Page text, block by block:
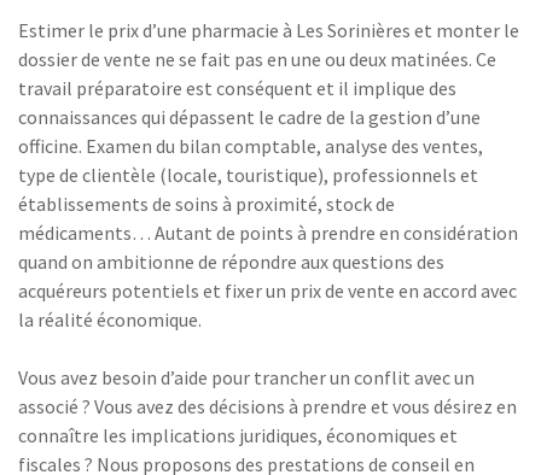
Estimer le prix d’une pharmacie à Les Sorinières et monter le
dossier de vente ne se fait pas en une ou deux matinées. Ce
travail préparatoire est conséquent et il implique des
connaissances qui dépassent le cadre de la gestion d’une
officine. Examen du bilan comptable, analyse des ventes,
type de clientèle (locale, touristique), professionnels et
établissements de soins à proximité, stock de
médicaments… Autant de points à prendre en considération
quand on ambitionne de répondre aux questions des
acquéreurs potentiels et fixer un prix de vente en accord avec
la réalité économique.
Vous avez besoin d’aide pour trancher un conflit avec un
associé ? Vous avez des décisions à prendre et vous désirez en
connaître les implications juridiques, économiques et
fiscales ? Nous proposons des prestations de conseil en